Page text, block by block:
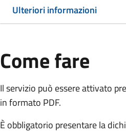
Ulteriori informazioni
Come fare
Il servizio può essere attivato
in formato PDF.
È obbligatorio presentare la